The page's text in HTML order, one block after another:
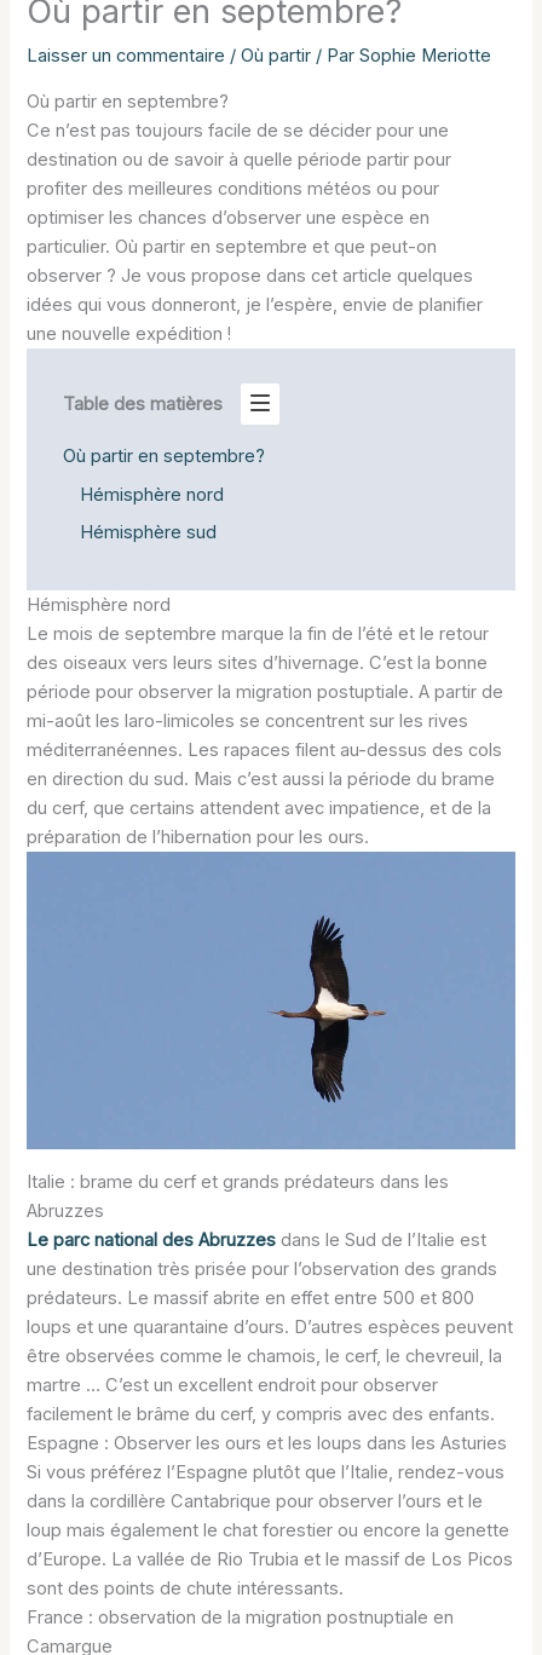
Où partir en septembre?
Laisser un commentaire /Où partir / ParSophie Meriotte
Où partir en septembre?
Ce n’est pas toujours facile de se décider pour une
destination ou de savoir à quelle période partir pour
profiter des meilleures conditions météos ou pour
optimiser les chances d’observer une espèce en
particulier. Où partir en septembre et que peut-on
observer ? Je vous propose dans cet article quelques
idées qui vous donneront, je l’espère, envie de planifier
une nouvelle expédition !
Table des matières
Où partir en septembre?
Hémisphère nord
Hémisphère sud
Hémisphère nord
Le mois de septembre marque la fin de l’été et le retour
des oiseaux vers leurs sites d’hivernage. C’est la bonne
période pour observer la migration postuptiale. A partir de
mi-août les laro-limicoles se concentrent sur les rives
méditerranéennes. Les rapaces filent au-dessus des cols
en direction du sud. Mais c’est aussi la période du brame
du cerf, que certains attendent avec impatience, et de la
préparation de l’hibernation pour les ours.
Italie : brame du cerf et grands prédateurs dans les
Abruzzes
Le parc national des Abruzzes dans le Sud de l’Italie est
une destination très prisée pour l’observation des grands
prédateurs. Le massif abrite en effet entre 500 et 800
loups et une quarantaine d’ours. D’autres espèces peuvent
être observées comme le chamois, le cerf, le chevreuil, la
martre … C’est un excellent endroit pour observer
facilement le brâme du cerf, y compris avec des enfants.
Espagne : Observer les ours et les loups dans les Asturies
Si vous préférez l’Espagne plutôt que l’Italie, rendez-vous
dans la cordillère Cantabrique pour observer l’ours et le
loup mais également le chat forestier ou encore la genette
d’Europe. La vallée de Rio Trubia et le massif de Los Picos
sont des points de chute intéressants.
France : observation de la migration postnuptiale en
Camargue